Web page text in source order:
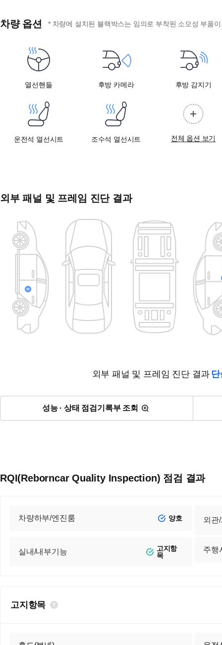
차량 옵션 * 차량에 설치된 블랙박스는 임의로 부착된 소모성 부품
열선핸들 후방 카메라 후방 감지기
운전석 열선시트 조수석 열선시트 전체 옵션 보기
외부 패널 및 프레임 진단 결과
외부 패널 및 프레임 진단 결과
성능 · 상태 점검기록부 조회
RQI(Reborncar Quality Inspection) 점검 결과
차량하부/엔진룸 양호 외관
실내/내부기능
고지항
목
주행
고지항목